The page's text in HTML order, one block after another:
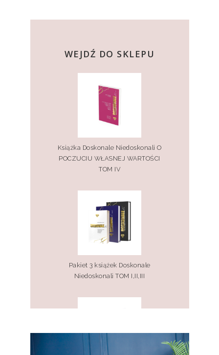
kup teraz
WEJDŹ DO SKLEPU
Książka Doskonale Niedoskonali O
POCZUCIU WŁASNEJ WARTOŚCI
TOM IV
Pakiet 3 książek Doskonale
Niedoskonali TOM I,II,III